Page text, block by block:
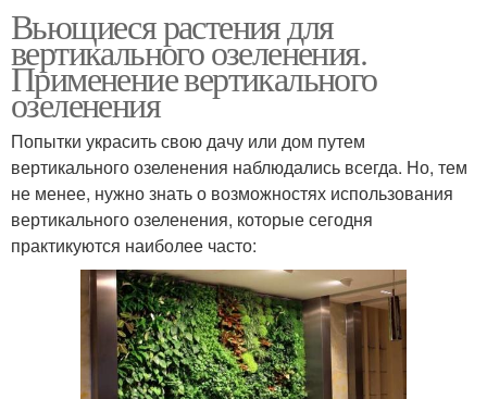
Вьющиеся растения для
вертикального озеленения.
Применение вертикального
озеленения
Попытки украсить свою дачу или дом путем
вертикального озеленения наблюдались всегда. Но, тем
не менее, нужно знать о возможностях использования
вертикального озеленения, которые сегодня
практикуются наиболее часто: